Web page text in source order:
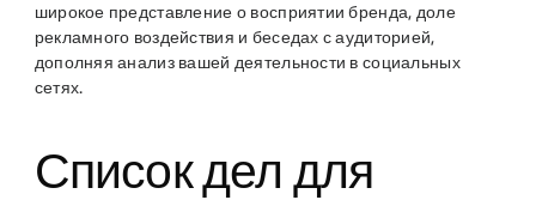
широкое представление о восприятии бренда, доле
рекламного воздействия и беседах с аудиторией,
дополняя анализ вашей деятельности в социальных
сетях.
Список дел для